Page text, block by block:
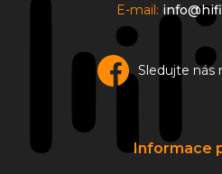
E-mail:
Sledujte nás
Informace